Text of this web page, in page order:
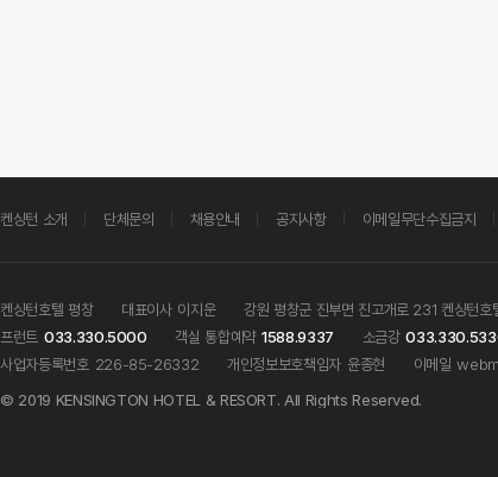
켄싱턴 소개 단체문의 채용안내 공지사항 이메일무단수집금지
켄싱턴호텔 평창 대표이사 이지운
강원 평창군 진부면 진고개로 231 켄싱턴호
프런트 033.330.5000 객실 통합예약 1588.9337 소금강
사업자등록번호 226-85-26332 개인정보보호책임자 윤종현 이메일
© 2019 KENSINGTON HOTEL & RESORT. All Rights Reserved.